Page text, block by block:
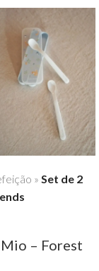
» Set de 2
– Forest